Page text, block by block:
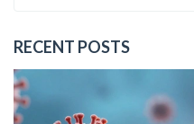
RECENT POSTS